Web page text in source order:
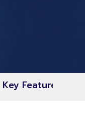
Key Features